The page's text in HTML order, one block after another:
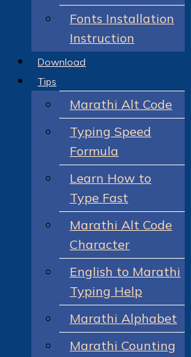
Fonts Installation
Instruction
Download
Tips
Marathi Alt Code
Typing Speed
Formula
Learn How to
Type Fast
Marathi Alt Code
Character
English to Marathi
Typing Help
Marathi Alphabet
Marathi Counting